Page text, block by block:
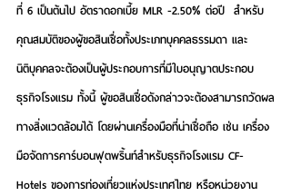
ที่ 6 เป็นต้นไป อัตราดอกเบี้ย MLR -2.50% ต่อปี  สำหรับ
คุณสมบัติของผู้ขอสินเชื่อทั้งประเภทบุคคลธรรมดา และ
นิติบุคคลจะต้องเป็นผู้ประกอบการที่มีใบอนุญาตประกอบ
ธุรกิจโรงแรม ทั้งนี้ ผู้ขอสินเชื่อดังกล่าวจะต้องสามารถวัดผล
ทางสิ่งแวดล้อมได้ โดยผ่านเครื่องมือที่น่าเชื่อถือ เช่น เครื่อง
มือจัดการคาร์บอนฟุตพริ้นท์สำหรับธุรกิจโรงแรม CF-
Hotels ของการท่องเที่ยวแห่งประเทศไทย หรือหน่วยงาน